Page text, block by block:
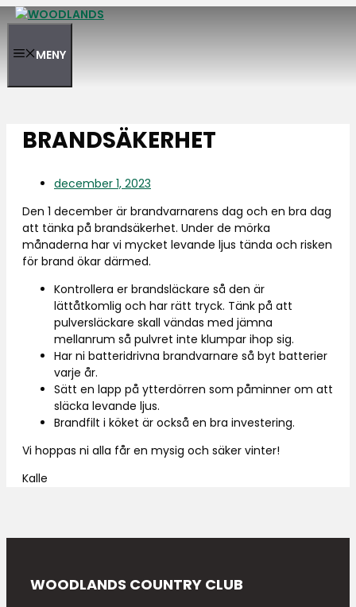
Hoppa
innehållMENY
BRANDSÄKERHET
december 1, 2023
Den 1 december är brandvarnarens dag och en bra dag
att tänka på brandsäkerhet. Under de mörka
månaderna har vi mycket levande ljus tända och risken
för brand ökar därmed.
Kontrollera er brandsläckare så den är
lättåtkomlig och har rätt tryck. Tänk på att
pulversläckare skall vändas med jämna
mellanrum så pulvret inte klumpar ihop sig.
Har ni batteridrivna brandvarnare så byt batterier
varje år.
Sätt en lapp på ytterdörren som påminner om att
släcka levande ljus.
Brandfilt i köket är också en bra investering.
Vi hoppas ni alla får en mysig och säker vinter!
Kalle
WOODLANDS COUNTRY CLUB